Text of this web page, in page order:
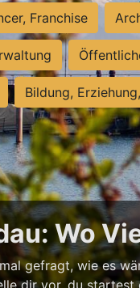
Franchise
Bildung,
Wo
gefragt, wie es